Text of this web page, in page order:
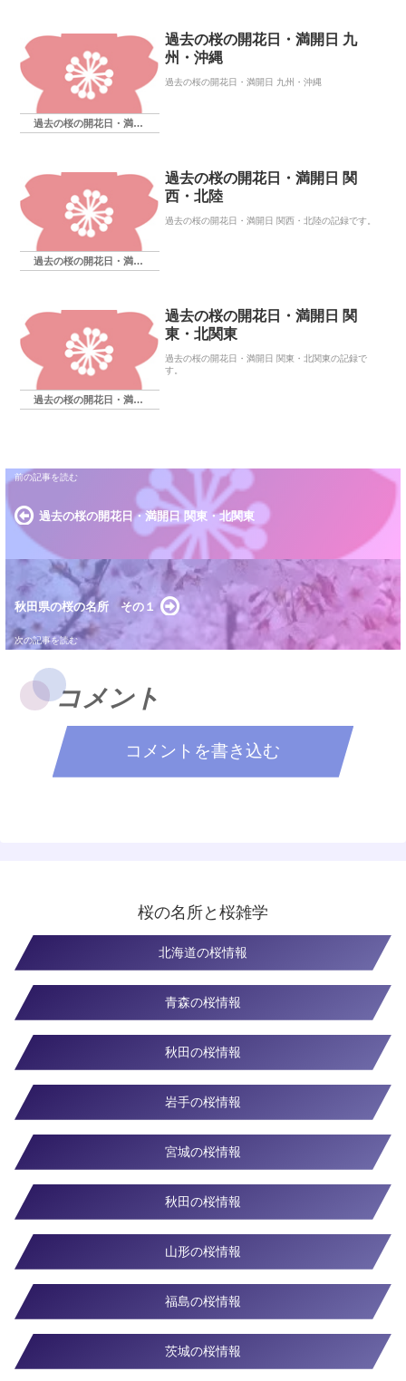
過去の桜の開花日・満開日
過去の桜の開花日・満開日 九
州・沖縄
過去の桜の開花日・満開日 九州・沖縄
過去の桜の開花日・満開日
過去の桜の開花日・満開日 関
西・北陸
過去の桜の開花日・満開日 関西・北陸の記録です。
過去の桜の開花日・満開日
過去の桜の開花日・満開日 関
東・北関東
過去の桜の開花日・満開日 関東・北関東の記録で
す。
過去の桜の開花日・満開日 関東・北関東
秋田県の桜の名所 その１
コメント
コメントを書き込む
桜の名所と桜雑学
北海道の桜情報
青森の桜情報
秋田の桜情報
岩手の桜情報
宮城の桜情報
秋田の桜情報
山形の桜情報
福島の桜情報
茨城の桜情報